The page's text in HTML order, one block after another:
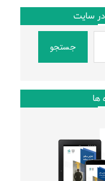
سایت
جستجو
ها